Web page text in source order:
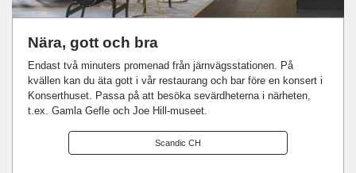
Nära, gott och bra
Endast två minuters promenad från järnvägsstationen. På
kvällen kan du äta gott i vår restaurang och bar före en konsert i
Konserthuset. Passa på att besöka sevärdheterna i närheten,
t.ex. Gamla Gefle och Joe Hill-museet.
Scandic CH